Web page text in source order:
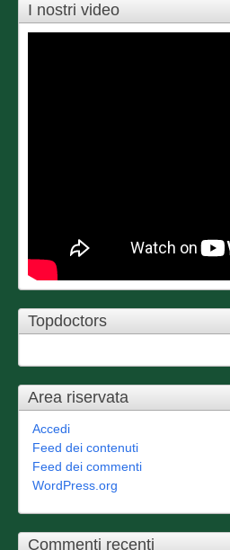
I nostri video
Topdoctors
Area riservata
Accedi
Feed dei contenuti
Feed dei commenti
WordPress.org
Commenti recenti